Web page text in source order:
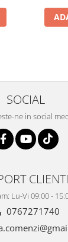
SOCIAL
ne in social
CLIENTI
Lu-Vi 09:00 -
0767271740